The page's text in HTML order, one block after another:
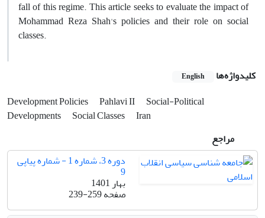
fall of this regime. This article seeks to evaluate the impact of
Mohammad Reza Shah's policies and their role on social
classes.
کلیدواژه‌ها English
Development Policies Pahlavi II
Social-Political
Developments
Social Classes
Iran
مراجع
دوره 3، شماره 1 - شماره پیاپی
9
بهار 1401
صفحه239-259